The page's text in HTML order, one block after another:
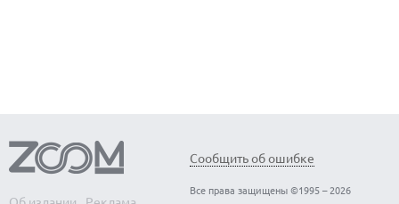
Сообщить об ошибке
Все права защищены ©1995 – 2026